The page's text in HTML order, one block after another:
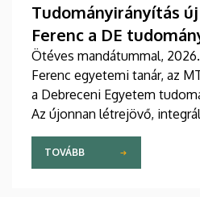
Tudományirányítás
Ferenc a DE
Ötéves mandátummal,
Ferenc egyetemi tanár, az
a Debreceni Egyetem
Az újonnan létrejövő,
fokozatosan kiépülő
célja, hogy a nemzetközi
emelje az intézmény
TOVÁBB